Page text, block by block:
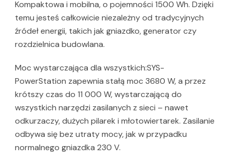
Kompaktowa i mobilna, o pojemności 1500 Wh. Dzięki
temu jesteś całkowicie niezależny od tradycyjnych
źródeł energii, takich jak gniazdko, generator czy
rozdzielnica budowlana.
Moc wystarczająca dla wszystkich:SYS-
PowerStation zapewnia stałą moc 3680 W, a przez
krótszy czas do 11 000 W, wystarczającą do
wszystkich narzędzi zasilanych z sieci – nawet
odkurzaczy, dużych pilarek i młotowiertarek. Zasilanie
odbywa się bez utraty mocy, jak w przypadku
normalnego gniazdka 230 V.